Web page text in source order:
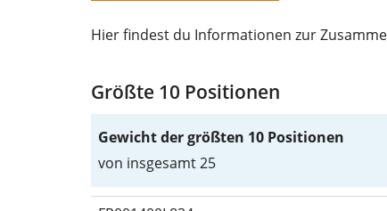
Hier findest du Informationen zur
Größte 10 Positionen
Gewicht der größten 10 Positionen
von insgesamt 25